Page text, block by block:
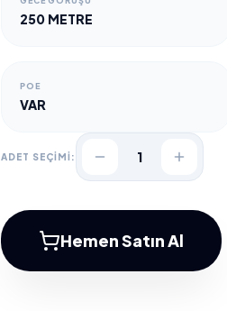
250 METRE
POE
VAR
ADET SEÇİMİ: 1
Hemen Satın Al